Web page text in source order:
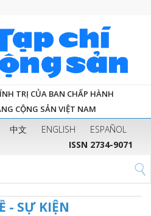
TRỊ CỦA BAN CHẤP HÀNH
CỘNG SẢN VIỆT NAM
中文 ENGLISH
ESPAÑOL
ISSN 2734-9071
- SỰ KIỆN